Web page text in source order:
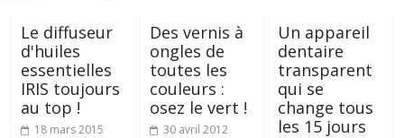
Le diffuseur
d'huiles
essentielles
IRIS toujours
au top !
18 mars 2015
Des vernis à
ongles de
toutes les
couleurs :
osez le vert !
30 avril 2012
Un appareil
dentaire
transparent
qui se
change tous
les 15 jours